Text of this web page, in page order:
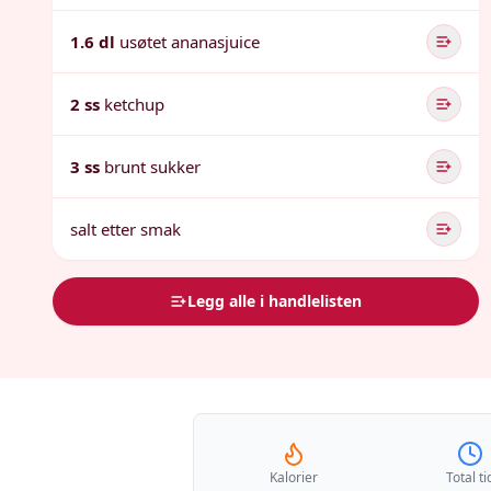
1.6 dl usøtet ananasjuice
2 ss ketchup
3 ss brunt sukker
salt etter smak
Legg alle i handlelisten
Kalorier Total